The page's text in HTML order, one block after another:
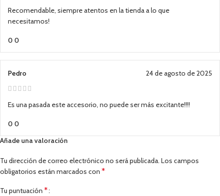
Recomendable, siempre atentos en la tienda a lo que
necesitamos!
0 0
Pedro 24 de agosto de 2025
Es una pasada este accesorio, no puede ser más excitante!!!!
0 0
Añade una valoración
Tu dirección de correo electrónico no será publicada. Los campos
obligatorios están marcados con *
Tu puntuación *